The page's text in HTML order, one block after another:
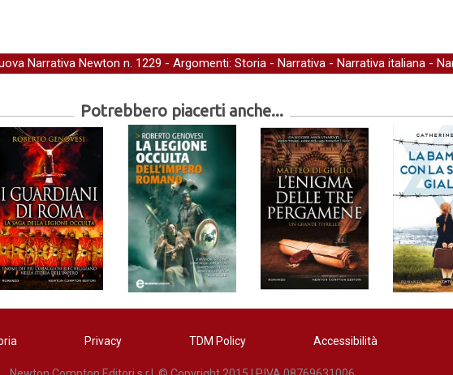
Narrativa Newton n. 1229 - Argomenti: Storia - Narrativa - Narrativa italiana -
Potrebbero piacerti anche...
Privacy TDM Policy Accessibilità